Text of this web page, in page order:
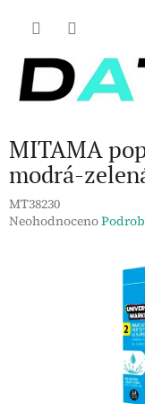
MITAMA
modrá-
MT38230
Průměrné
Neohodnoceno